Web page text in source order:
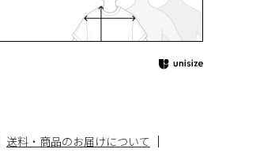
送料・商品のお届けについて